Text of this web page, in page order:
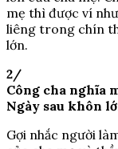
mẹ thì được ví
liêng trong chín
lớn.
2/
Công cha nghĩa
Ngày sau khôn
Gợi nhắc người